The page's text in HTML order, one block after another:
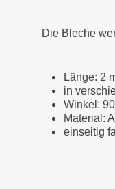
Die Bleche
Länge: 2
in
Winkel:
Material:
einseitig